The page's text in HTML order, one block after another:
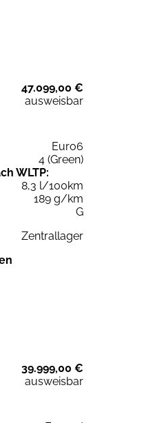
47.099,00 €
ausweisbar
Euro6
4 (Green)
WLTP:
8,3 l/100km
189 g/km
G
Zentrallager
39.999,00 €
ausweisbar